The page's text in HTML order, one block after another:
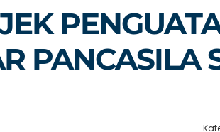
PANCASILA